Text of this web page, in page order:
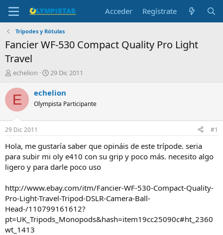
Acceder Regístrate
Trípodes y Rótulas
Fancier WF-530 Compact Quality Pro Light
Travel
I
i
c
a
d
o
r
e
l
e
m
a
echelion
F
c
h
a
i
n
i
c
i
29 Dic 2011
E echelion
Olympista Participante
29 Dic 2011 #1
Hola, me gustaría saber que opináis de este trípode. seria
para subir mi oly e410 con su grip y poco más. necesito algo
ligero y para darle poco uso
http://www.ebay.com/itm/Fancier-WF-530-Compact-Quality-
Pro-Light-Travel-Tripod-DSLR-Camera-Ball-
Head-/110799161612?
pt=UK_Tripods_Monopods&hash=item19cc25090c#ht_2360
wt_1413